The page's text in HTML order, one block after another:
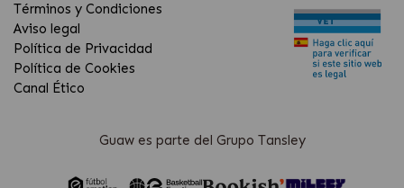
Términos y Condiciones
Aviso legal
Política de Privacidad
Política de Cookies
Canal Ético
Guaw es parte del Grupo Tansley